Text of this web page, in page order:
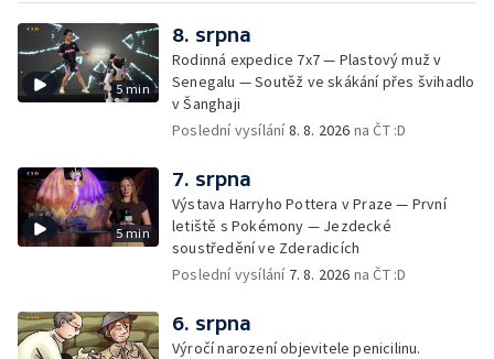
5 min
8. srpna
Rodinná expedice 7x7 — Plastový muž v
Senegalu — Soutěž ve skákání přes švihadlo
v Šanghaji
Poslední vysílání8. 8. 2026 na ČT :D
5 min
7. srpna
Výstava Harryho Pottera v Praze — První
letiště s Pokémony — Jezdecké
soustředění ve Zderadicích
Poslední vysílání 7. 8. 2026 na ČT :D
6. srpna
Výročí narození objevitele penicilinu.